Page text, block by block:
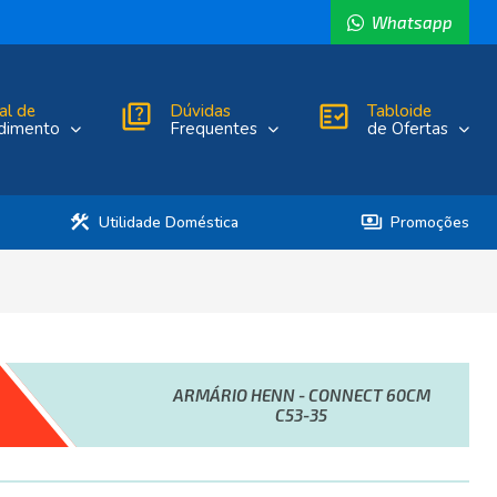
Whatsapp
de
quiz
Dúvidas
Frequentes
fact_check
Tabloide
de Ofertas
construction Utilidade Doméstica payments Promoções
ARMÁRIO HENN - CONNECT 60CM
C53-35